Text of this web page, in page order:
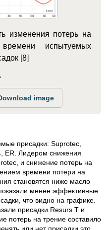
изменения потерь на
испытуемых
[8]
image
присадки: Suprotec,
ER. Лидером снижения
и снижение потерь на
времени потери на
становятся ниже масло
менее эффективные
что видно на графике.
присадки Resurs T и
потерь на трение составило